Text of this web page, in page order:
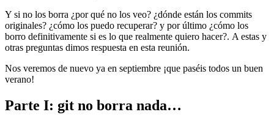
Y si no los borra ¿por qué no los veo? ¿dónde están los commits
originales? ¿cómo los puedo recuperar? y por último ¿cómo los
borro definitivamente si es lo que realmente quiero hacer?. A estas y
otras preguntas dimos respuesta en esta reunión.
Nos veremos de nuevo ya en septiembre ¡que paséis todos un buen
verano!
Parte I: git no borra nada…